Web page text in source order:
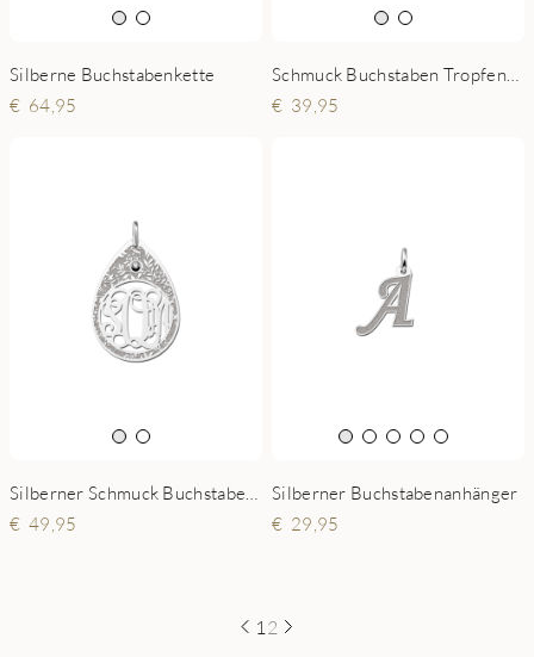
Silberne Buchstabenkette
64,95
39,95
49,95
Silberner Buchstabenanhänger
29,95
1 2